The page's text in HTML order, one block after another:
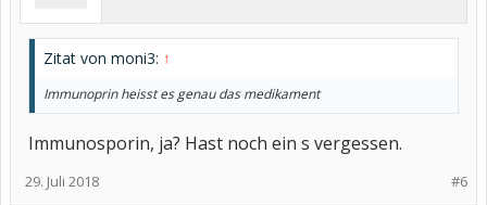
Zitat von moni3: ↑
Immunoprin heisst es genau das medikament
Immunosporin, ja? Hast noch ein s vergessen.
#6
29. Juli 2018